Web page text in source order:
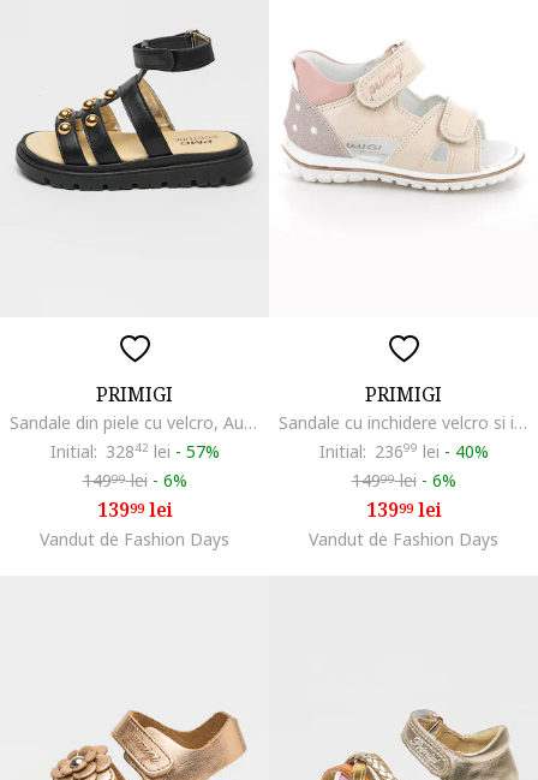
PRIMIGI
Sandale din piele cu velcro, Auriu/Negru
Initial: 32842 lei - 57%
14999lei - 6%
13999lei
Vandut de Fashion Days
PRIMIGI
Sandale cu inchidere velcro si insertii din piele ecologica, Piersica/Roz prafuit
Initial: 23699 lei - 40%
14999lei - 6%
13999lei
Vandut de Fashion Days